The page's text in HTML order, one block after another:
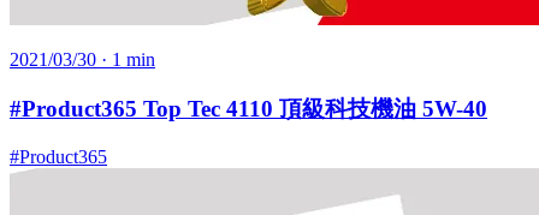
2021/03/30 · 1 min
#Product365 Top Tec 4110 頂級科技機油 5W-40
#Product365